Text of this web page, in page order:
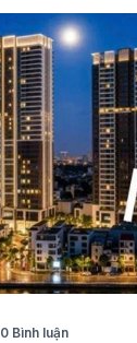
0 Bình luận